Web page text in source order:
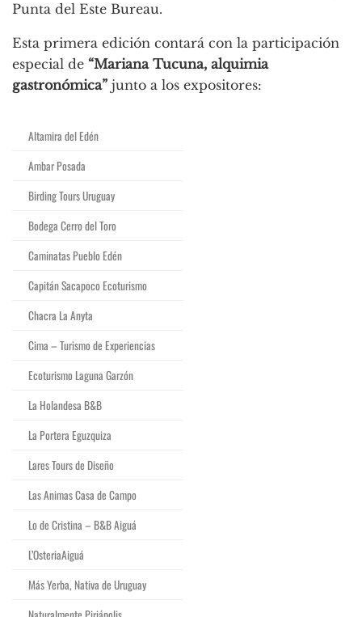
Punta del Este Bureau.
Esta primera edición contará con la participación
especial de “Mariana Tucuna, alquimia
gastronómica” junto a los expositores:
Altamira del Edén
Ambar Posada
Birding Tours Uruguay
Bodega Cerro del Toro
Caminatas Pueblo Edén
Capitán Sacapoco Ecoturismo
Chacra La Anyta
Cima – Turismo de Experiencias
Ecoturismo Laguna Garzón
La Holandesa B&B
La Portera Eguzquiza
Lares Tours de Diseño
Las Animas Casa de Campo
Lo de Cristina – B&B Aiguá
L’OsteriaAiguá
Más Yerba, Nativa de Uruguay